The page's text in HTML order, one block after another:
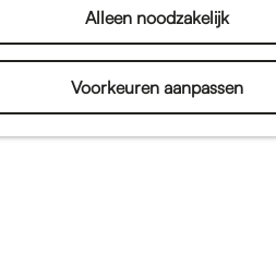
Alleen noodzakelijk
Voorkeuren aanpassen